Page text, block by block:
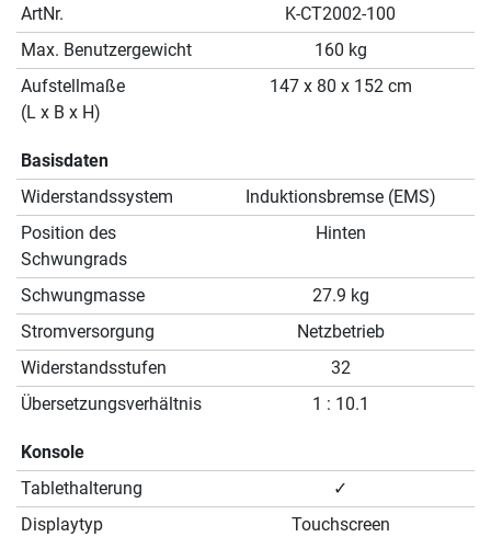
ArtNr.
K-CT2002-100
Max. Benutzergewicht
160 kg
Aufstellmaße
(L x B x H)
147 x 80 x 152 cm
Basisdaten
Widerstandssystem
Induktionsbremse (EMS)
Position des
Schwungrads
Hinten
Schwungmasse
27.9 kg
Stromversorgung
Netzbetrieb
Widerstandsstufen
32
Übersetzungsverhältnis
1 : 10.1
Konsole
Tablethalterung
✓
Displaytyp
Touchscreen